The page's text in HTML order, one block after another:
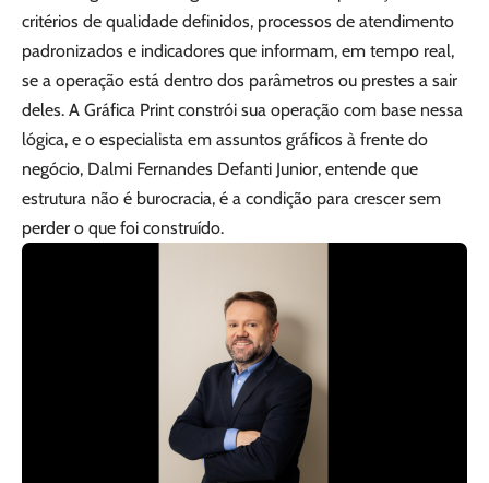
critérios de qualidade definidos, processos de atendimento
padronizados e indicadores que informam, em tempo real,
se a operação está dentro dos parâmetros ou prestes a sair
deles. A Gráfica Print constrói sua operação com base nessa
lógica, e o especialista em assuntos gráficos à frente do
negócio, Dalmi Fernandes Defanti Junior, entende que
estrutura não é burocracia, é a condição para crescer sem
perder o que foi construído.